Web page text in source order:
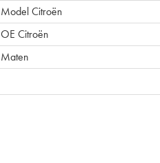
Model Citroën
OE Citroën
Maten